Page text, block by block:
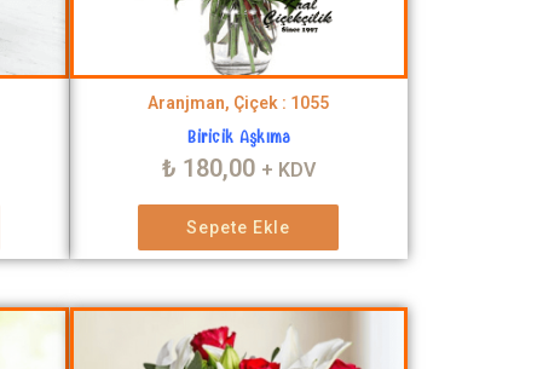
Aranjman, Çiçek : 1055
Biricik Aşkıma
₺ 180,00 + KDV
Sepete Ekle